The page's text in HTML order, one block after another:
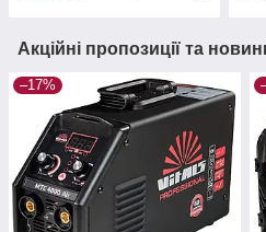
Акційні пропозиції та
–17%